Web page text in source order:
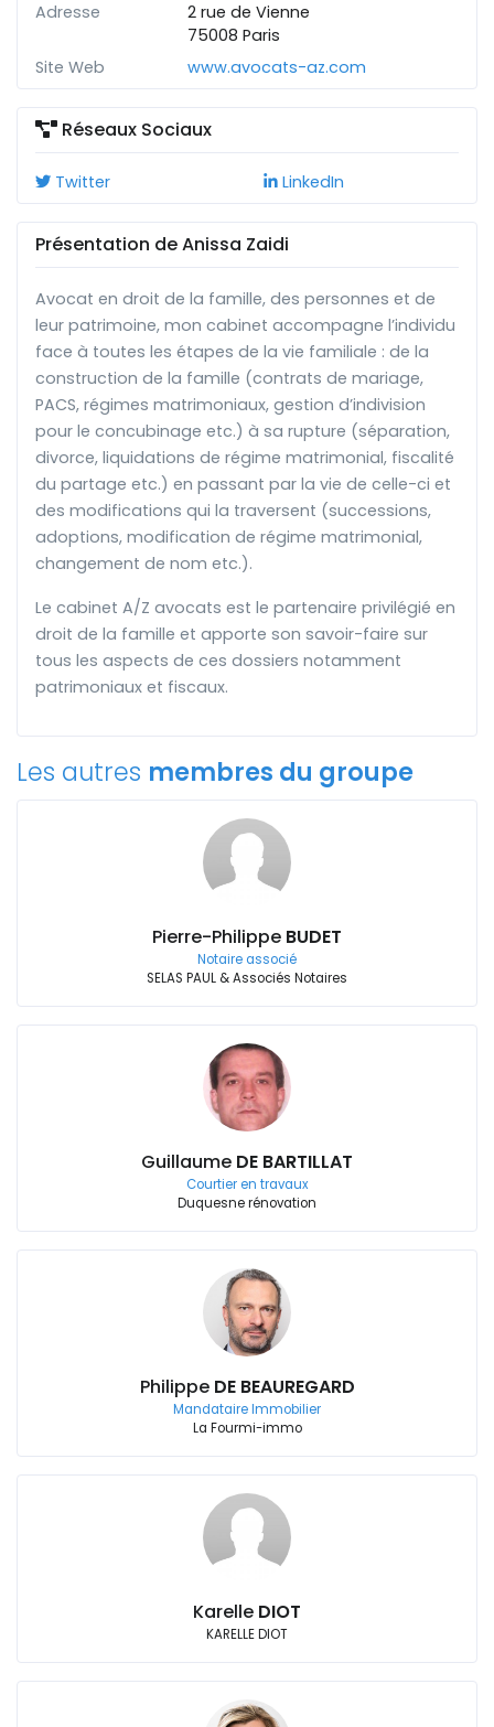
Adresse
2 rue de Vienne
75008 Paris
Site Web
www.avocats-az.com
Réseaux Sociaux
Twitter LinkedIn
Présentation de Anissa Zaidi
Avocat en droit de la famille, des personnes et de
leur patrimoine, mon cabinet accompagne l’individu
face à toutes les étapes de la vie familiale : de la
construction de la famille (contrats de mariage,
PACS, régimes matrimoniaux, gestion d’indivision
pour le concubinage etc.) à sa rupture (séparation,
divorce, liquidations de régime matrimonial, fiscalité
du partage etc.) en passant par la vie de celle-ci et
des modifications qui la traversent (successions,
adoptions, modification de régime matrimonial,
changement de nom etc.).
Le cabinet A/Z avocats est le partenaire privilégié en
droit de la famille et apporte son savoir-faire sur
tous les aspects de ces dossiers notamment
patrimoniaux et fiscaux.
Les autres membres du groupe
Pierre-Philippe BUDET
Notaire associé
SELAS PAUL & Associés Notaires
Guillaume DE BARTILLAT
Courtier en travaux
Duquesne rénovation
Philippe DE BEAUREGARD
Mandataire Immobilier
La Fourmi-immo
Karelle DIOT
KARELLE DIOT